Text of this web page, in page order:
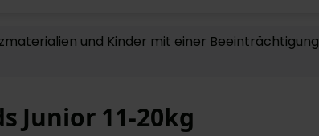
und Kinder mit einer Beeinträchtigung
Junior 11-20kg